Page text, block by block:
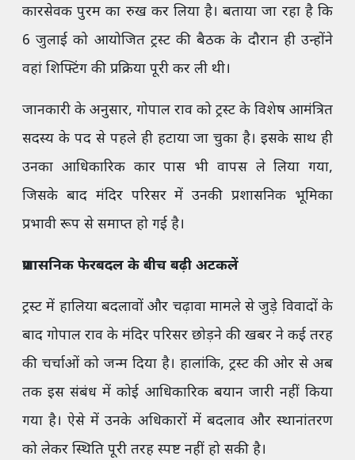
कारसेवक पुरम का रुख कर लिया है। बताया जा रहा है कि
6 जुलाई को आयोजित ट्रस्ट की बैठक के दौरान ही उन्होंने
वहां शिफ्टिंग की प्रक्रिया पूरी कर ली थी।
जानकारी के अनुसार, गोपाल राव को ट्रस्ट के विशेष आमंत्रित
सदस्य के पद से पहले ही हटाया जा चुका है। इसके साथ ही
उनका आधिकारिक कार पास भी वापस ले लिया गया,
जिसके बाद मंदिर परिसर में उनकी प्रशासनिक भूमिका
प्रभावी रूप से समाप्त हो गई है।
प्रशासनिक फेरबदल के बीच बढ़ी अटकलें
ट्रस्ट में हालिया बदलावों और चढ़ावा मामले से जुड़े विवादों के
बाद गोपाल राव के मंदिर परिसर छोड़ने की खबर ने कई तरह
की चर्चाओं को जन्म दिया है। हालांकि, ट्रस्ट की ओर से अब
तक इस संबंध में कोई आधिकारिक बयान जारी नहीं किया
गया है। ऐसे में उनके अधिकारों में बदलाव और स्थानांतरण
को लेकर स्थिति पूरी तरह स्पष्ट नहीं हो सकी है।